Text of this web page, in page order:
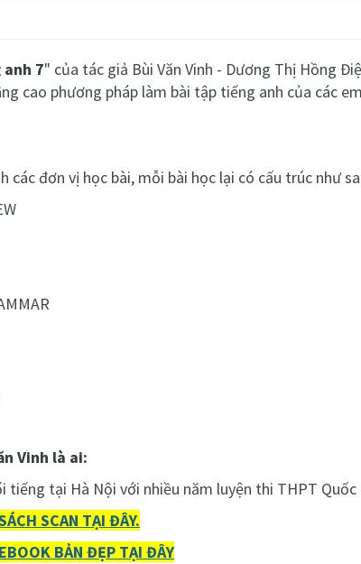
7" của tác giả Bùi Văn Vinh - Dương Thị Hồng
cao phương pháp làm bài tập tiếng anh của các
các đơn vị học bài, mỗi bài học lại có cấu trúc như
Vinh là ai:
tiếng tại Hà Nội với nhiều năm luyện thi THPT
SCAN TẠI ĐÂY.
BẢN ĐẸP TẠI ĐÂY